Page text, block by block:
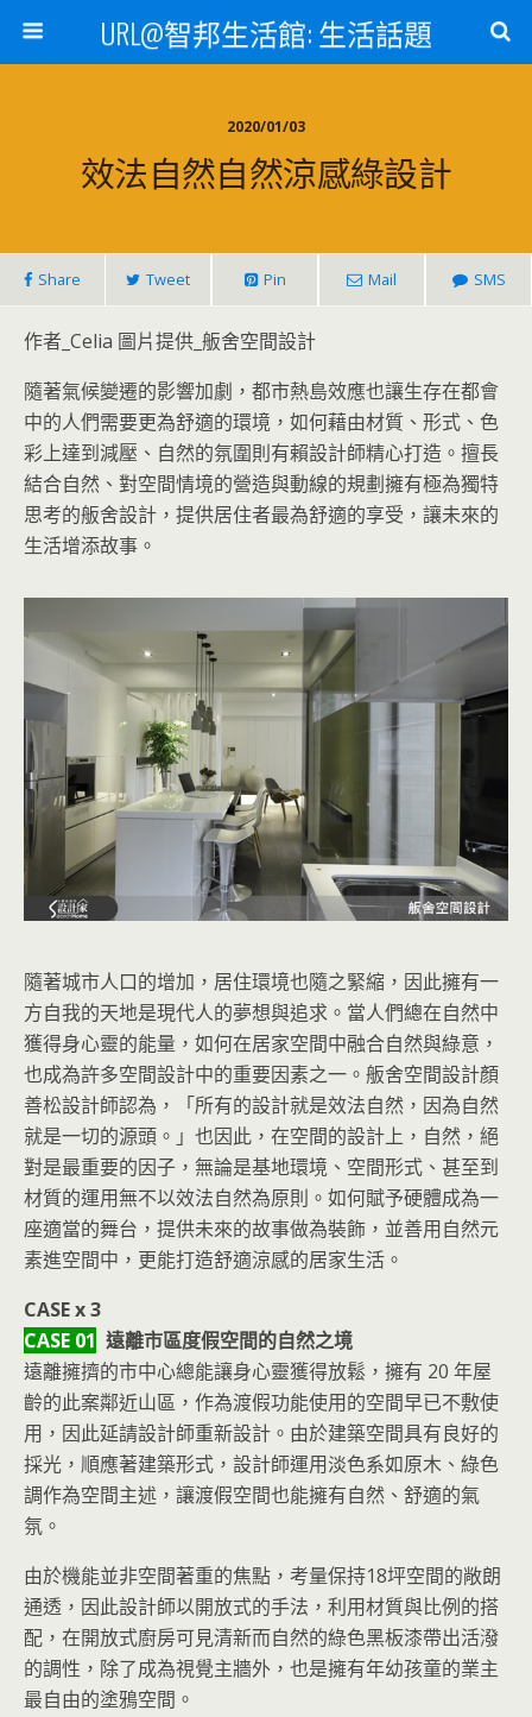
URL@智邦生活館: 生活話題
2020/01/03
效法自然自然涼感綠設計
Share Tweet Pin Mail SMS
作者_Celia 圖片提供_舨舍空間設計
隨著氣候變遷的影響加劇，都市熱島效應也讓生存在都會
中的人們需要更為舒適的環境，如何藉由材質、形式、色
彩上達到減壓、自然的氛圍則有賴設計師精心打造。擅長
結合自然、對空間情境的營造與動線的規劃擁有極為獨特
思考的舨舍設計，提供居住者最為舒適的享受，讓未來的
生活增添故事。
隨著城市人口的增加，居住環境也隨之緊縮，因此擁有一
方自我的天地是現代人的夢想與追求。當人們總在自然中
獲得身心靈的能量，如何在居家空間中融合自然與綠意，
也成為許多空間設計中的重要因素之一。舨舍空間設計顏
善松設計師認為，「所有的設計就是效法自然，因為自然
就是一切的源頭。」也因此，在空間的設計上，自然，絕
對是最重要的因子，無論是基地環境、空間形式、甚至到
材質的運用無不以效法自然為原則。如何賦予硬體成為一
座適當的舞台，提供未來的故事做為裝飾，並善用自然元
素進空間中，更能打造舒適涼感的居家生活。
CASE x 3
CASE 01 遠離市區度假空間的自然之境
遠離擁擠的市中心總能讓身心靈獲得放鬆，擁有 20 年屋
齡的此案鄰近山區，作為渡假功能使用的空間早已不敷使
用，因此延請設計師重新設計。由於建築空間具有良好的
採光，順應著建築形式，設計師運用淡色系如原木、綠色
調作為空間主述，讓渡假空間也能擁有自然、舒適的氣
氛。
由於機能並非空間著重的焦點，考量保持18坪空間的敞朗
通透，因此設計師以開放式的手法，利用材質與比例的搭
配，在開放式廚房可見清新而自然的綠色黑板漆帶出活潑
的調性，除了成為視覺主牆外，也是擁有年幼孩童的業主
最自由的塗鴉空間。